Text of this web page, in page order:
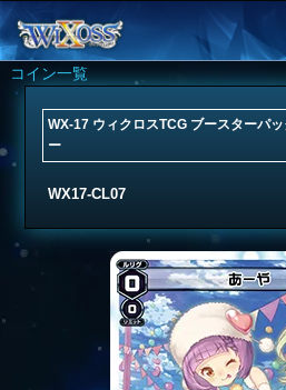
コイン一覧
WX-17 ウィクロスTCG ブースターパ
ー
WX17-CL07